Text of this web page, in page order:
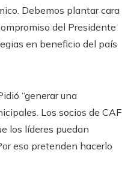
Debemos plantar cara
del Presidente
en beneficio del país
“generar una
Los socios de CAF
los líderes puedan
eso pretenden hacerlo